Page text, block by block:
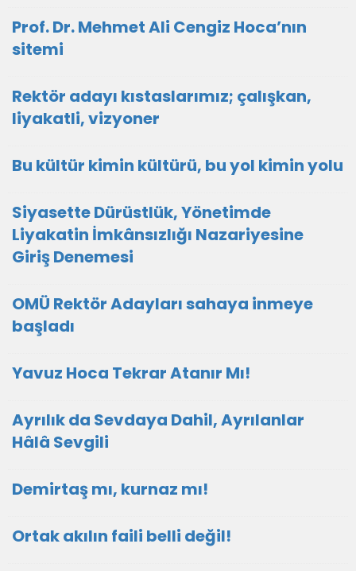
Prof. Dr. Mehmet Ali Cengiz Hoca’nın
sitemi
Rektör adayı kıstaslarımız; çalışkan,
liyakatli, vizyoner
Bu kültür kimin kültürü, bu yol kimin yolu
Siyasette Dürüstlük, Yönetimde
Liyakatin İmkânsızlığı Nazariyesine
Giriş Denemesi
OMÜ Rektör Adayları sahaya inmeye
başladı
Yavuz Hoca Tekrar Atanır Mı!
Ayrılık da Sevdaya Dahil, Ayrılanlar
Hâlâ Sevgili
Demirtaş mı, kurnaz mı!
Ortak akılın faili belli değil!